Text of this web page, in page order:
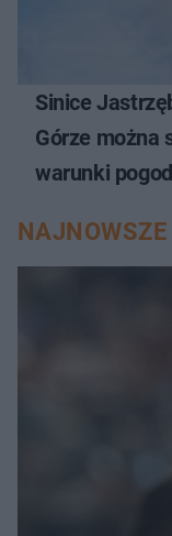
Sinice
Górze można
warunki
NAJNOWSZE